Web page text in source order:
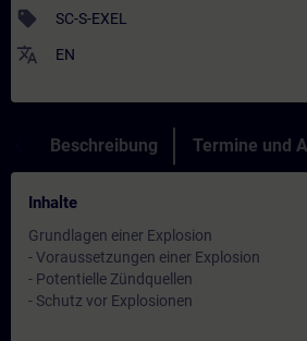
sell SC-S-EXEL
translate EN
Beschreibung Termine und
Inhalte
Grundlagen einer Explosion
- Voraussetzungen einer Explosion
- Potentielle Zündquellen
- Schutz vor Explosionen